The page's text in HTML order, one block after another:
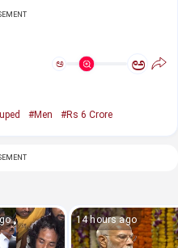
ಅ ಅ
#Men #Rs 6 Crore
14 hours ago